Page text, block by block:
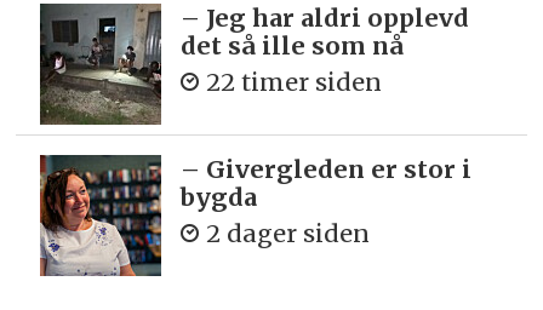
– Jeg har aldri opplevd
det så ille som nå
22 timer siden
– Givergleden er stor i
bygda
2 dager siden